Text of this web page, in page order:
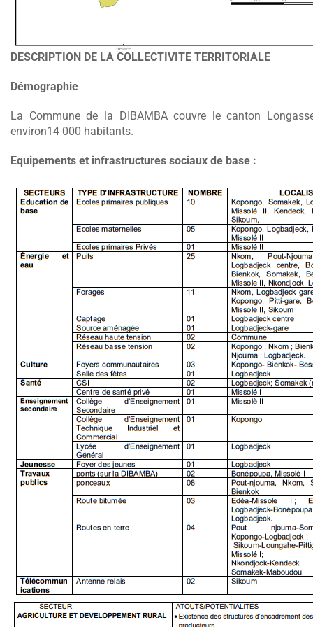
DESCRIPTION DE LA COLLECTIVITE TERRITORIALE
Démographie
La Commune de la DIBAMBA couvre le canton
environ14 000 habitants.
Equipements et infrastructures sociaux de base :